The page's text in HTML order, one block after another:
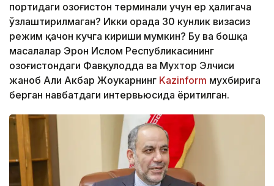
портидаги Қозоғистон терминали учун ер ҳалигача
ўзлаштирилмаган? Икки орада 30 кунлик визасиз
режим қачон кучга кириши мумкин? Бу ва бошқа
масалалар Эрон Ислом Республикасининг
Қозоғистондаги Фавқулодда ва Мухтор Элчиси
жаноб Али Акбар Жоукарнинг Kazinform мухбирига
берган навбатдаги интервьюсида ёритилган.